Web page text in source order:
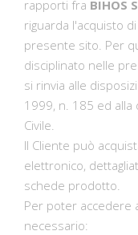
rapporti fra BIHOS
riguarda l'acquisto
presente sito. Per
disciplinato nelle
si rinvia alle
1999, n. 185 ed alla
Civile.
Il Cliente può
elettronico,
schede prodotto.
Per poter accedere
necessario: